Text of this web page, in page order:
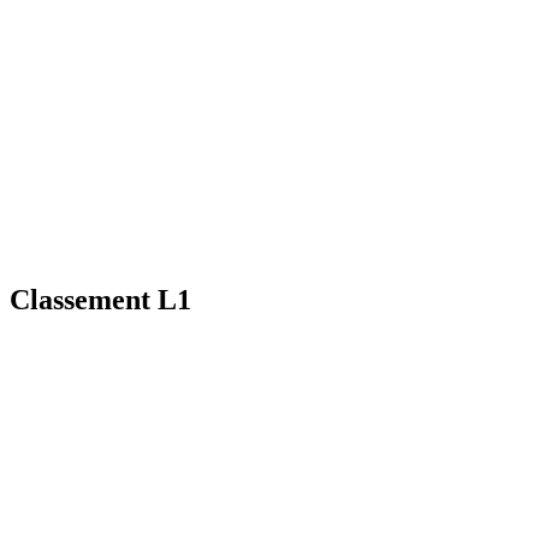
Classement L1